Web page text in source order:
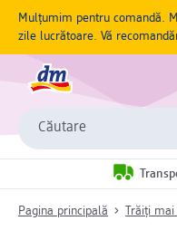
Mulțumim pentru comandă.
zile lucrătoare. Vă
Căutare
Pagina principală Trăiți mai